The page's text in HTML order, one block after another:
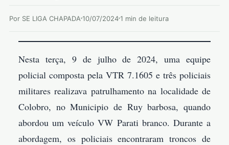
Por SE LIGA CHAPADA 10/07/20241 min de leitura
Nesta terça, 9 de julho de 2024, uma equipe
policial composta pela VTR 7.1605 e três policiais
militares realizava patrulhamento na localidade de
Colobro, no Municipio de Ruy barbosa, quando
abordou um veículo VW Parati branco. Durante a
abordagem, os policiais encontraram troncos de